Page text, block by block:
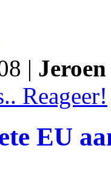
|
Reageer!
EU